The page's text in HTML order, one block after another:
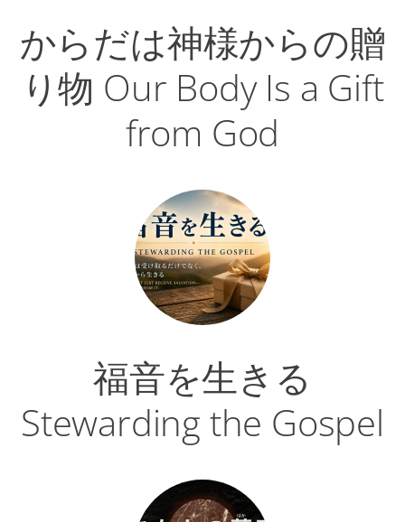
からだは神様からの贈
り物 Our Body Is a Gift
from God
福音を生きる
Stewarding the Gospel